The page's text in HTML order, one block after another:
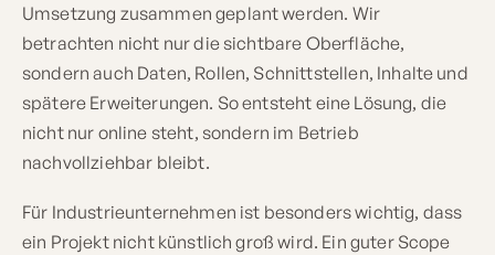
Umsetzung zusammen geplant werden. Wir
betrachten nicht nur die sichtbare Oberfläche,
sondern auch Daten, Rollen, Schnittstellen, Inhalte und
spätere Erweiterungen. So entsteht eine Lösung, die
nicht nur online steht, sondern im Betrieb
nachvollziehbar bleibt.
Für Industrieunternehmen ist besonders wichtig, dass
ein Projekt nicht künstlich groß wird. Ein guter Scope